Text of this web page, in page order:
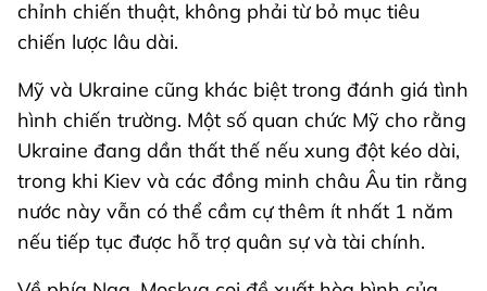
chỉnh chiến thuật, không phải từ bỏ mục tiêu
chiến lược lâu dài.
Mỹ và Ukraine cũng khác biệt trong đánh giá tình
hình chiến trường. Một số quan chức Mỹ cho rằng
Ukraine đang dần thất thế nếu xung đột kéo dài,
trong khi Kiev và các đồng minh châu Âu tin rằng
nước này vẫn có thể cầm cự thêm ít nhất 1 năm
nếu tiếp tục được hỗ trợ quân sự và tài chính.